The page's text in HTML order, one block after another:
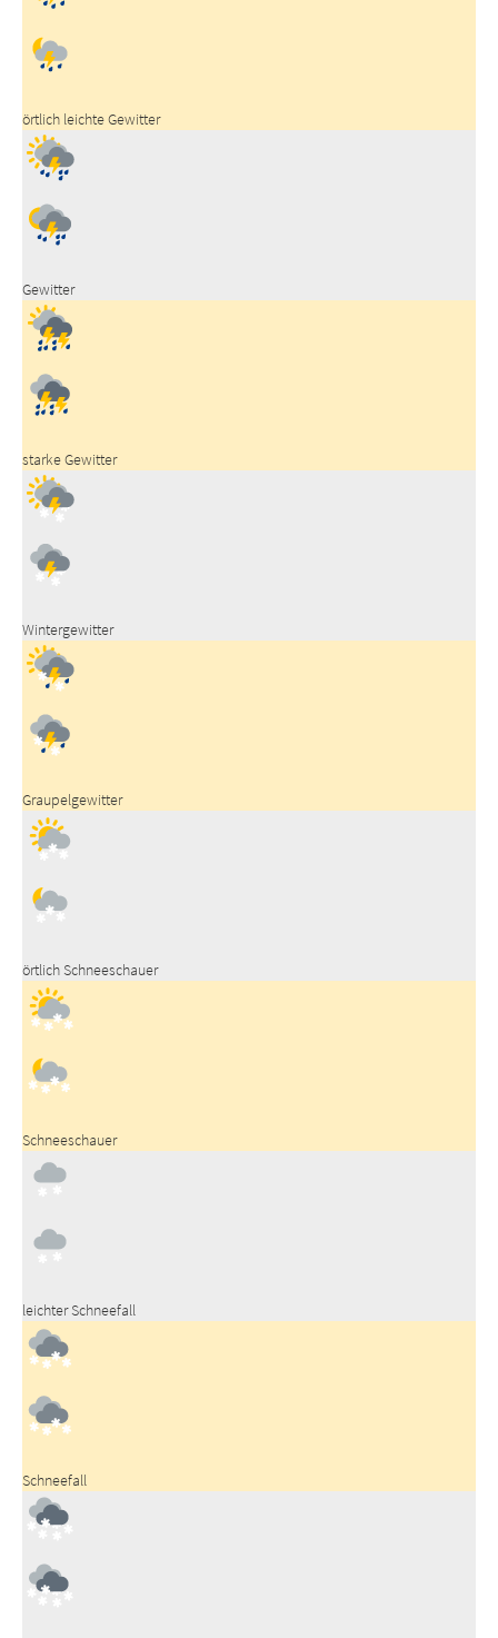
örtlich leichte Gewitter
Gewitter
starke Gewitter
Wintergewitter
Graupelgewitter
örtlich Schneeschauer
Schneeschauer
leichter Schneefall
Schneefall